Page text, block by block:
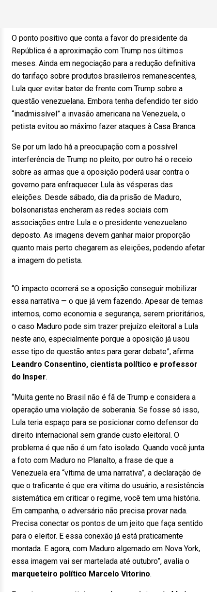
O ponto positivo que conta a favor do presidente da
República é a aproximação com Trump nos últimos
meses. Ainda em negociação para a redução definitiva
do tarifaço sobre produtos brasileiros remanescentes,
Lula quer evitar bater de frente com Trump sobre a
questão venezuelana. Embora tenha defendido ter sido
“inadmissível” a invasão americana na Venezuela, o
petista evitou ao máximo fazer ataques à Casa Branca.
Se por um lado há a preocupação com a possível
interferência de Trump no pleito, por outro há o receio
sobre as armas que a oposição poderá usar contra o
governo para enfraquecer Lula às vésperas das
eleições. Desde sábado, dia da prisão de Maduro,
bolsonaristas encheram as redes sociais com
associações entre Lula e o presidente venezuelano
deposto. As imagens devem ganhar maior proporção
quanto mais perto chegarem as eleições, podendo afetar
a imagem do petista.
“O impacto ocorrerá se a oposição conseguir mobilizar
essa narrativa — o que já vem fazendo. Apesar de temas
internos, como economia e segurança, serem prioritários,
o caso Maduro pode sim trazer prejuízo eleitoral a Lula
neste ano, especialmente porque a oposição já usou
esse tipo de questão antes para gerar debate”, afirma
Leandro Consentino, cientista político e professor
do Insper.
“Muita gente no Brasil não é fã de Trump e considera a
operação uma violação de soberania. Se fosse só isso,
Lula teria espaço para se posicionar como defensor do
direito internacional sem grande custo eleitoral. O
problema é que não é um fato isolado. Quando você junta
a foto com Maduro no Planalto, a frase de que a
Venezuela era “vítima de uma narrativa”, a declaração de
que o traficante é que era vítima do usuário, a resistência
sistemática em criticar o regime, você tem uma história.
Em campanha, o adversário não precisa provar nada.
Precisa conectar os pontos de um jeito que faça sentido
para o eleitor. E essa conexão já está praticamente
montada. E agora, com Maduro algemado em Nova York,
essa imagem vai ser martelada até outubro”, avalia o
marqueteiro político Marcelo Vitorino.